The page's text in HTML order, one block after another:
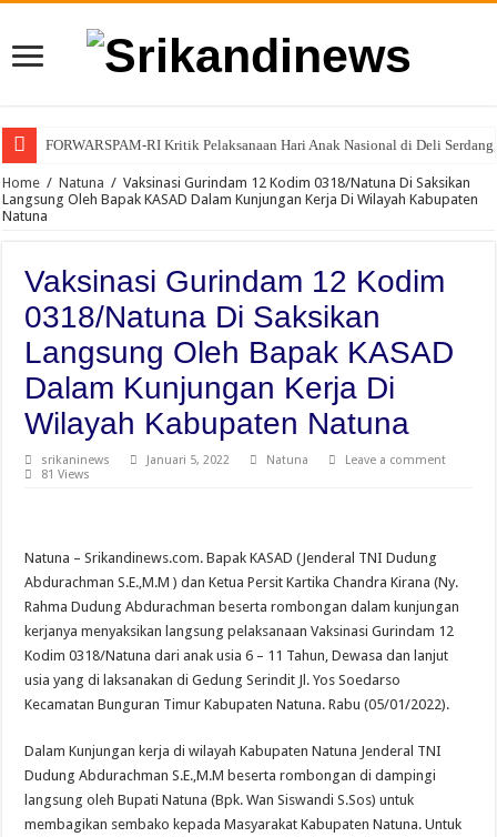
FORWARSPAM-RI Kritik Pelaksanaan Hari Anak Nasional di Deli
Home / Natuna / Vaksinasi Gurindam 12 Kodim 0318/Natuna Di Saksikan
Langsung Oleh Bapak KASAD Dalam Kunjungan Kerja Di Wilayah Kabupaten
Natuna
Vaksinasi Gurindam 12 Kodim
0318/Natuna Di Saksikan
Langsung Oleh Bapak KASAD
Dalam Kunjungan Kerja Di
Wilayah Kabupaten Natuna
srikaninews Januari 5, 2022 Natuna
Leave a comment
81 Views
Natuna – Srikandinews.com. Bapak KASAD (Jenderal TNI Dudung
Abdurachman S.E.,M.M ) dan Ketua Persit Kartika Chandra Kirana (Ny.
Rahma Dudung Abdurachman beserta rombongan dalam kunjungan
kerjanya menyaksikan langsung pelaksanaan Vaksinasi Gurindam 12
Kodim 0318/Natuna dari anak usia 6 – 11 Tahun, Dewasa dan lanjut
usia yang di laksanakan di Gedung Serindit Jl. Yos Soedarso
Kecamatan Bunguran Timur Kabupaten Natuna. Rabu (05/01/2022).
Dalam Kunjungan kerja di wilayah Kabupaten Natuna Jenderal TNI
Dudung Abdurachman S.E.,M.M beserta rombongan di dampingi
langsung oleh Bupati Natuna (Bpk. Wan Siswandi S.Sos) untuk
membagikan sembako kepada Masyarakat Kabupaten Natuna. Untuk